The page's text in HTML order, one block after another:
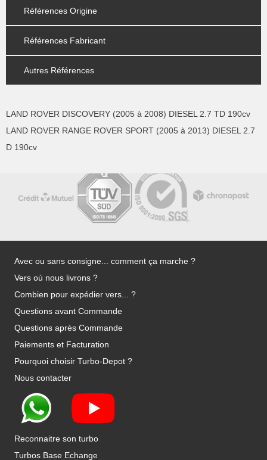
Références Origine
Références Fabricant
Autres Références
LAND ROVER DISCOVERY (2005 à 2008) DIESEL 2.7 TD 190cv
LAND ROVER RANGE ROVER SPORT (2005 à 2013) DIESEL 2.7
D 190cv
Avec ou sans consigne... comment ça marche ?
Vers où nous livrons ?
Combien pour expédier vers... ?
Questions avant Commande
Questions après Commande
Paiements et Facturation
Pourquoi choisir Turbo-Depot ?
Nous contacter
Reconnaitre son turbo
Turbos Base Echange